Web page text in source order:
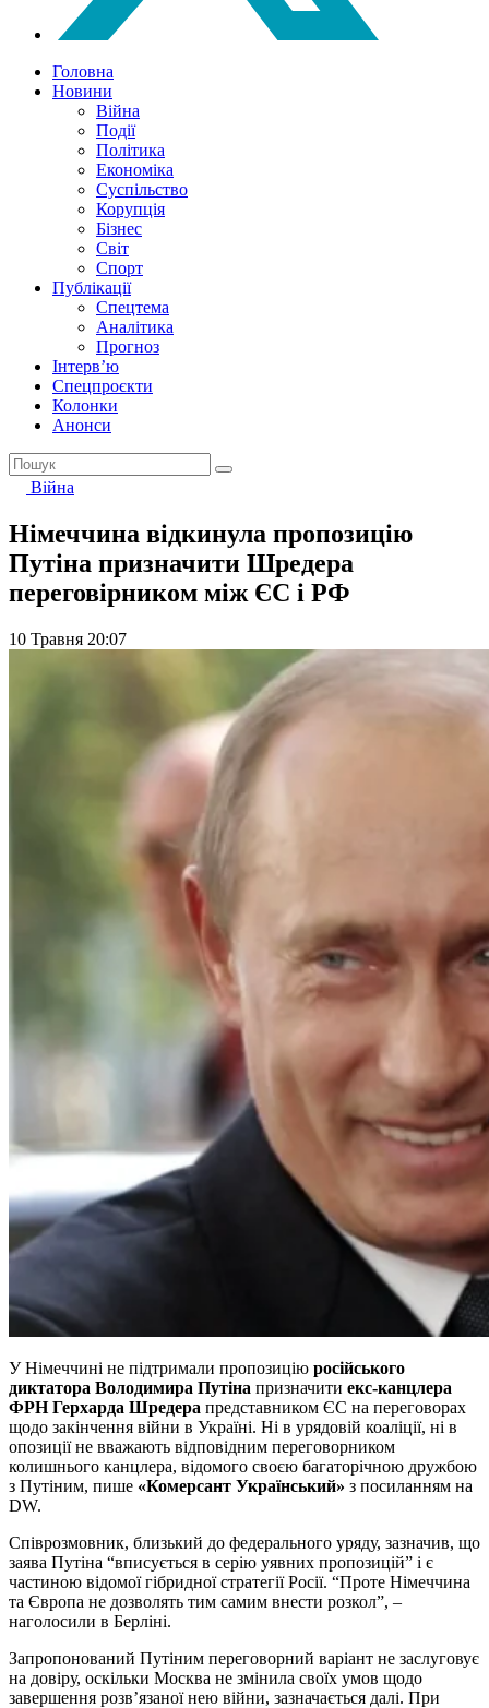
Головна
Новини
Війна
Події
Політика
Економіка
Суспільство
Корупція
Бізнес
Світ
Спорт
Публікації
Спецтема
Аналітика
Прогноз
Інтерв’ю
Спецпроєкти
Колонки
Анонси
Війна
Німеччина відкинула пропозицію
Путіна призначити Шредера
переговірником між ЄС і РФ
10 Травня 20:07
У Німеччині не підтримали пропозицію російського
диктатора Володимира Путіна призначити екс-канцлера
ФРН Герхарда Шредера представником ЄС на переговорах
щодо закінчення війни в Україні. Ні в урядовій коаліції, ні в
опозиції не вважають відповідним переговорником
колишнього канцлера, відомого своєю багаторічною дружбою
з Путіним, пише «Комерсант Український» з посиланням на
DW.
Співрозмовник, близький до федерального уряду, зазначив, що
заява Путіна “вписується в серію уявних пропозицій” і є
частиною відомої гібридної стратегії Росії. “Проте Німеччина
та Європа не дозволять тим самим внести розкол”, –
наголосили в Берліні.
Запропонований Путіним переговорний варіант не заслуговує
на довіру, оскільки Москва не змінила своїх умов щодо
завершення розв’язаної нею війни, зазначається далі. При